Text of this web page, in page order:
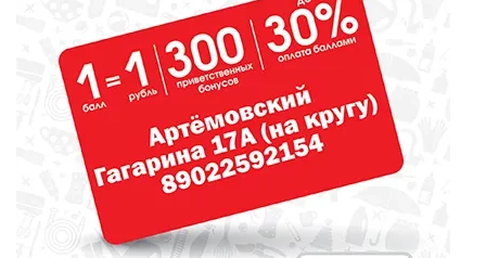
конкурса школьных музеев
МЕДИЦИНА
От диеты до режима: все о
питании при грудном
вскармливании
СПОРТ